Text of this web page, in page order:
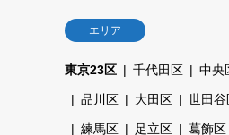
エリア
東京23区 千代田区 中央
品川区 大田区 世田谷
練馬区 足立区 葛飾区